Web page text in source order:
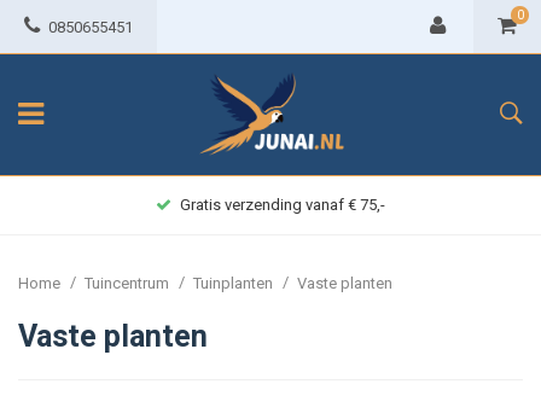
0850655451
0
Gratis verzending vanaf € 75,-
Home / Tuincentrum / Tuinplanten / Vaste planten
Vaste planten